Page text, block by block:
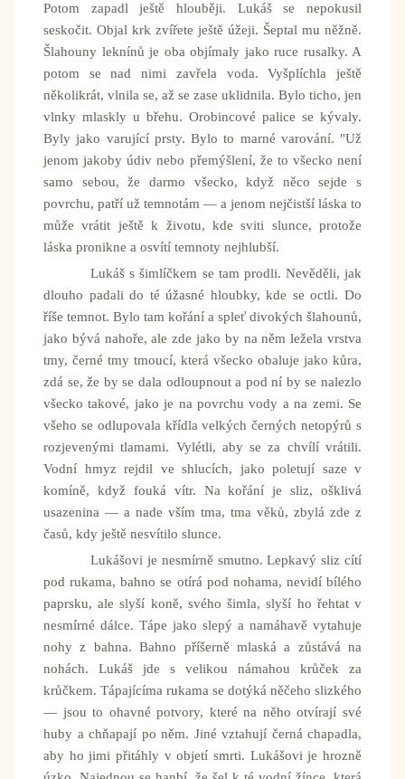
Potom zapadl ještě hlouběji. Lukáš se nepokusil
seskočit. Objal krk zvířete ještě úžeji. Šeptal mu něžně.
Šlahouny leknínů je oba objímaly jako ruce rusalky. A
potom se nad nimi zavřela voda. Vyšplíchla ještě
několikrát, vlnila se, až se zase uklidnila. Bylo ticho, jen
vlnky mlaskly u břehu. Orobincové palice se kývaly.
Byly jako varující prsty. Bylo to marné varování. "Už
jenom jakoby údiv nebo přemýšlení, že to všecko není
samo sebou, že darmo všecko, když něco sejde s
povrchu, patří už temnotám — a jenom nejčistší láska to
může vrátit ještě k životu, kde sviti slunce, protože
láska pronikne a osvítí temnoty nejhlubší.
Lukáš s šimlíčkem se tam prodli. Nevěděli, jak
dlouho padali do té úžasné hloubky, kde se octli. Do
říše temnot. Bylo tam kořání a spleť divokých šlahounů,
jako bývá nahoře, ale zde jako by na něm ležela vrstva
tmy, černé tmy tmoucí, která všecko obaluje jako kůra,
zdá se, že by se dala odloupnout a pod ní by se nalezlo
všecko takové, jako je na povrchu vody a na zemi. Se
všeho se odlupovala křídla velkých černých netopýrů s
rozjevenými tlamami. Vylétli, aby se za chvílí vrátili.
Vodní hmyz rejdil ve shlucích, jako poletují saze v
komíně, když fouká vítr. Na kořání je sliz, ošklivá
usazenina — a nade vším tma, tma věků, zbylá zde z
časů, kdy ještě nesvítilo slunce.
Lukášovi je nesmírně smutno. Lepkavý sliz cítí
pod rukama, bahno se otírá pod nohama, nevidí bílého
paprsku, ale slyší koně, svého šimla, slyší ho řehtat v
nesmírné dálce. Tápe jako slepý a namáhavě vytahuje
nohy z bahna. Bahno příšerně mlaská a zůstává na
nohách. Lukáš jde s velikou námahou krůček za
krůčkem. Tápajícíma rukama se dotýká něčeho slizkého
— jsou to ohavné potvory, které na něho otvírají své
huby a chňapají po něm. Jiné vztahují černá chapadla,
aby ho jimi přitáhly v objetí smrti. Lukášovi je hrozně